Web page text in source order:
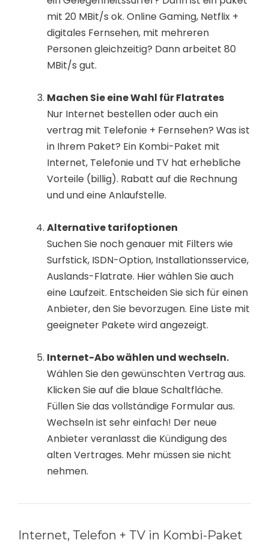
mit 20 MBit/s ok. Online Gaming, Netflix +
digitales Fernsehen, mit mehreren
Personen gleichzeitig? Dann arbeitet 80
MBit/s gut.
Machen Sie eine Wahl für Flatrates
Nur Internet bestellen oder auch ein
vertrag mit Telefonie + Fernsehen? Was ist
in Ihrem Paket? Ein Kombi-Paket mit
Internet, Telefonie und TV hat erhebliche
Vorteile (billig). Rabatt auf die Rechnung
und und eine Anlaufstelle.
Alternative tarifoptionen
Suchen Sie noch genauer mit Filters wie
Surfstick, ISDN-Option, Installationsservice,
Auslands-Flatrate. Hier wählen Sie auch
eine Laufzeit. Entscheiden Sie sich für einen
Anbieter, den Sie bevorzugen. Eine Liste mit
geeigneter Pakete wird angezeigt.
Internet-Abo wählen und wechseln.
Wählen Sie den gewünschten Vertrag aus.
Klicken Sie auf die blaue Schaltfläche.
Füllen Sie das vollständige Formular aus.
Wechseln ist sehr einfach! Der neue
Anbieter veranlasst die Kündigung des
alten Vertrages. Mehr müssen sie nicht
nehmen.
Internet, Telefon + TV in Kombi-Paket